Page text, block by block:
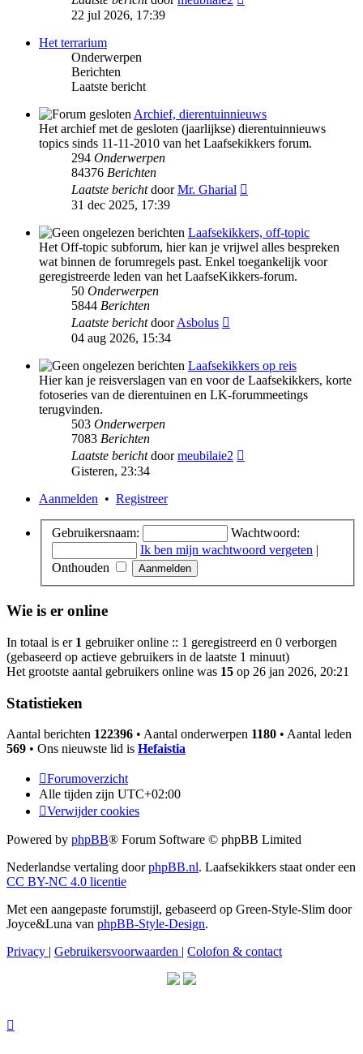
22 jul 2026, 17:39
Het terrarium
Onderwerpen
Berichten
Laatste bericht
Archief, dierentuinnieuws
Het archief met de gesloten (jaarlijkse) dierentuinnieuws
topics sinds 11-11-2010 van het Laafsekikkers forum.
294 Onderwerpen
84376 Berichten
Laatste berichtdoorMr. Gharial
31 dec 2025, 17:39
Laafsekikkers, off-topic
Het Off-topic subforum, hier kan je vrijwel alles bespreken
wat binnen de forumregels past. Enkel toegankelijk voor
geregistreerde leden van het LaafseKikkers-forum.
50 Onderwerpen
5844 Berichten
Laatste berichtdoorAsbolus
04 aug 2026, 15:34
Laafsekikkers op reis
Hier kan je reisverslagen van en voor de Laafsekikkers, korte
fotoseries van de dierentuinen en LK-forummeetings
terugvinden.
503 Onderwerpen
7083 Berichten
Laatste berichtdoormeubilaie2
Gisteren, 23:34
Aanmelden • Registreer
Gebruikersnaam:
Wachtwoord:
Ik ben mijn wachtwoord vergeten |
Onthouden
Wie is er online
In totaal is er 1 gebruiker online :: 1 geregistreerd en 0 verborgen
(gebaseerd op actieve gebruikers in de laatste 1 minuut)
Het grootste aantal gebruikers online was 15 op 26 jan 2026, 20:21
Statistieken
Aantal berichten 122396 • Aantal onderwerpen 1180 • Aantal leden
569 • Ons nieuwste lid is Hefaistia
Forumoverzicht
Alle tijden zijn UTC+02:00
Verwijder cookies
Powered by phpBB® Forum Software © phpBB Limited
Nederlandse vertaling doorphpBB.nl. Laafsekikkers staat onder een
CC BY-NC 4.0 licentie
Met een aangepaste forumstijl, gebaseerd op Green-Style-Slim door
Joyce&Luna van phpBB-Style-Design.
Privacy | Gebruikersvoorwaarden | Colofon & contact